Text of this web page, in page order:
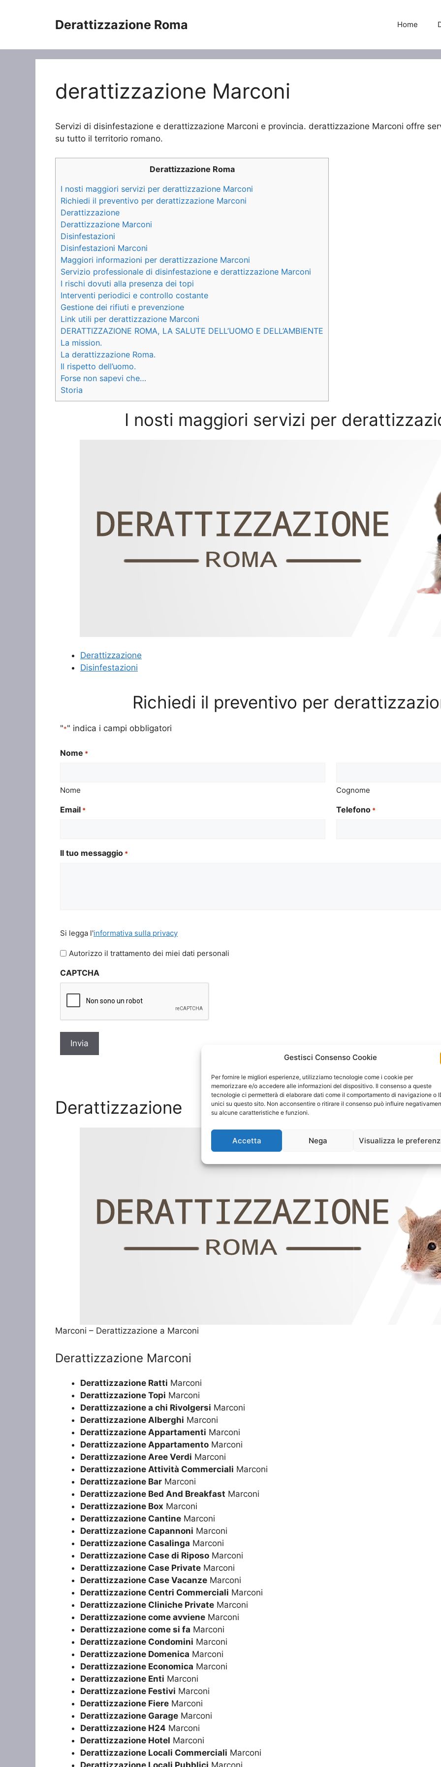
Gestisci Consenso Cookie
Per fornire le migliori esperienze, utilizziamo tecnologie come i cookie per
memorizzare e/o accedere alle informazioni del dispositivo. Il consenso a queste
tecnologie ci permetterà di elaborare dati come il comportamento di navigazione o
unici su questo sito. Non acconsentire o ritirare il consenso può influire
su alcune caratteristiche e funzioni.
Accetta Nega Visualizza le
Derattizzazione Roma Home
derattizzazione Marconi
Servizi di disinfestazione e derattizzazione Marconi e provincia. derattizzazione Marconi offre
su tutto il territorio romano.
Derattizzazione Roma
I nosti maggiori servizi per derattizzazione Marconi
Richiedi il preventivo per derattizzazione Marconi
Derattizzazione
Derattizzazione Marconi
Disinfestazioni
Disinfestazioni Marconi
Maggiori informazioni per derattizzazione Marconi
Servizio professionale di disinfestazione e derattizzazione Marconi
I rischi dovuti alla presenza dei topi
Interventi periodici e controllo costante
Gestione dei rifiuti e prevenzione
Link utili per derattizzazione Marconi
DERATTIZZAZIONE ROMA, LA SALUTE DELL’UOMO E DELL’AMBIENTE
La mission.
La derattizzazione Roma.
Il rispetto dell’uomo.
Forse non sapevi che…
Storia
I nosti maggiori servizi per
Derattizzazione
Disinfestazioni
Richiedi il preventivo per
"*" indica i campi obbligatori
Nome *
Nome Cognome
Email * Telefono *
Il tuo messaggio *
legga
l'informativa
privacy
Si legga l'informativa sulla privacy
Autorizzo il trattamento dei miei dati personali
CAPTCHA
Derattizzazione
Marconi – Derattizzazione a Marconi
Derattizzazione Marconi
Derattizzazione Ratti Marconi
Derattizzazione Topi Marconi
Derattizzazione a chi Rivolgersi Marconi
Derattizzazione Alberghi Marconi
Derattizzazione Appartamenti Marconi
Derattizzazione Appartamento Marconi
Derattizzazione Aree Verdi Marconi
Derattizzazione Attività Commerciali Marconi
Derattizzazione Bar Marconi
Derattizzazione Bed And Breakfast Marconi
Derattizzazione Box Marconi
Derattizzazione Cantine Marconi
Derattizzazione Capannoni Marconi
Derattizzazione Casalinga Marconi
Derattizzazione Case di Riposo Marconi
Derattizzazione Case Private Marconi
Derattizzazione Case Vacanze Marconi
Derattizzazione Centri Commerciali Marconi
Derattizzazione Cliniche Private Marconi
Derattizzazione come avviene Marconi
Derattizzazione come si fa Marconi
Derattizzazione Condomini Marconi
Derattizzazione Domenica Marconi
Derattizzazione Economica Marconi
Derattizzazione Enti Marconi
Derattizzazione Festivi Marconi
Derattizzazione Fiere Marconi
Derattizzazione Garage Marconi
Derattizzazione H24 Marconi
Derattizzazione Hotel Marconi
Derattizzazione Locali Commerciali Marconi